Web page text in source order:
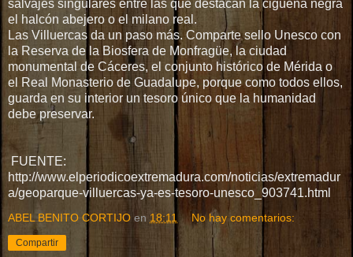
salvajes singulares entre las que destacan la cigüeña negra
el halcón abejero o el milano real.
Las Villuercas da un paso más. Comparte sello Unesco con
la Reserva de la Biosfera de Monfragüe, la ciudad
monumental de Cáceres, el conjunto histórico de Mérida o
el Real Monasterio de Guadalupe, porque como todos ellos,
guarda en su interior un tesoro único que la humanidad
debe preservar.
FUENTE:
http://www.elperiodicoextremadura.com/noticias/extremadur
a/geoparque-villuercas-ya-es-tesoro-unesco_903741.html
ABEL BENITO CORTIJO en 18:11 No hay comentarios:
Compartir